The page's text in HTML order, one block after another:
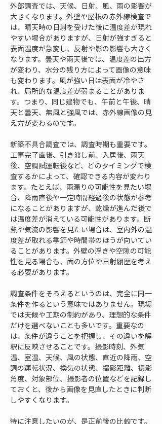
外部調査では、天候、日射、風、雨の影響が
大きくなります。外壁や屋根の赤外線検査で
は、晴天時の日射を受けた後に温度差が現れ
やすい場合がありますが、日射が強すぎると
表面温度が急変し、反射や影の影響も大きく
なります。曇天や雨天後では、温度差の出方
が変わり、水分の残り方によって画像の意味
も変わります。風が強い日は表面が冷やさ
れ、局所的な温度差が弱まることがありま
す。つまり、同じ建物でも、午前と午後、晴
天と曇天、無風と強風では、赤外線画像の見
え方が変わるのです。
新築不具合調査では、調査時期も重要です。
工事完了直後、引き渡し前、入居後、雨天
後、空調試運転後など、どのタイミングで検
査するかによって、確認できる内容が変わり
ます。たとえば、雨漏りの可能性を見たい場
合、降雨直後や一定時間経過後の状態が参考
になることがありますが、乾燥が進んだ後で
は温度差が消えている可能性があります。断
熱や気流の影響を見たい場合は、室内外の温
度差が取れる季節や時間帯のほうが向いてい
ることがあります。外壁の浮きや空隙の可能
性を見る場合も、面の方位や日射履歴を考え
る必要があります。
調査条件をそろえるというのは、完全に同一
条件を作るという意味ではありません。現場
では天候や工期の制約があり、理想的な条件
だけを選べないことも多いです。重要なの
は、条件が違うことを把握し、その違いを解
釈に反映させることです。撮影時刻、外気
温、室温、天候、風の状態、直近の降雨、空
調の運転状況、換気の状態、撮影距離、撮影
角度、対象部位、撮影者の位置などを記録し
ておくと、後から画像を見直したときに判断
しやすくなります。
特に注意したいのが、是正前後の比較です。